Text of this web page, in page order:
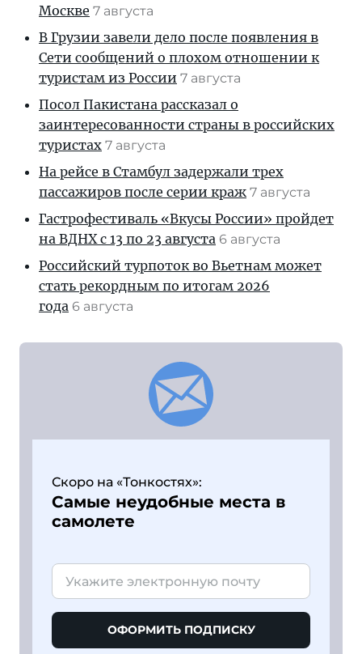
Москве 7 августа
В Грузии завели дело после появления в
Сети сообщений о плохом отношении к
туристам из России 7 августа
Посол Пакистана рассказал о
заинтересованности страны в российских
туристах 7 августа
На рейсе в Стамбул задержали трех
пассажиров после серии краж 7 августа
Гастрофестиваль «Вкусы России» пройдет
на ВДНХ с 13 по 23 августа 6 августа
Российский турпоток во Вьетнам может
стать рекордным по итогам 2026
года 6 августа
Скоро на «Тонкостях»:
Самые неудобные места в
самолете
ОФОРМИТЬ ПОДПИСКУ